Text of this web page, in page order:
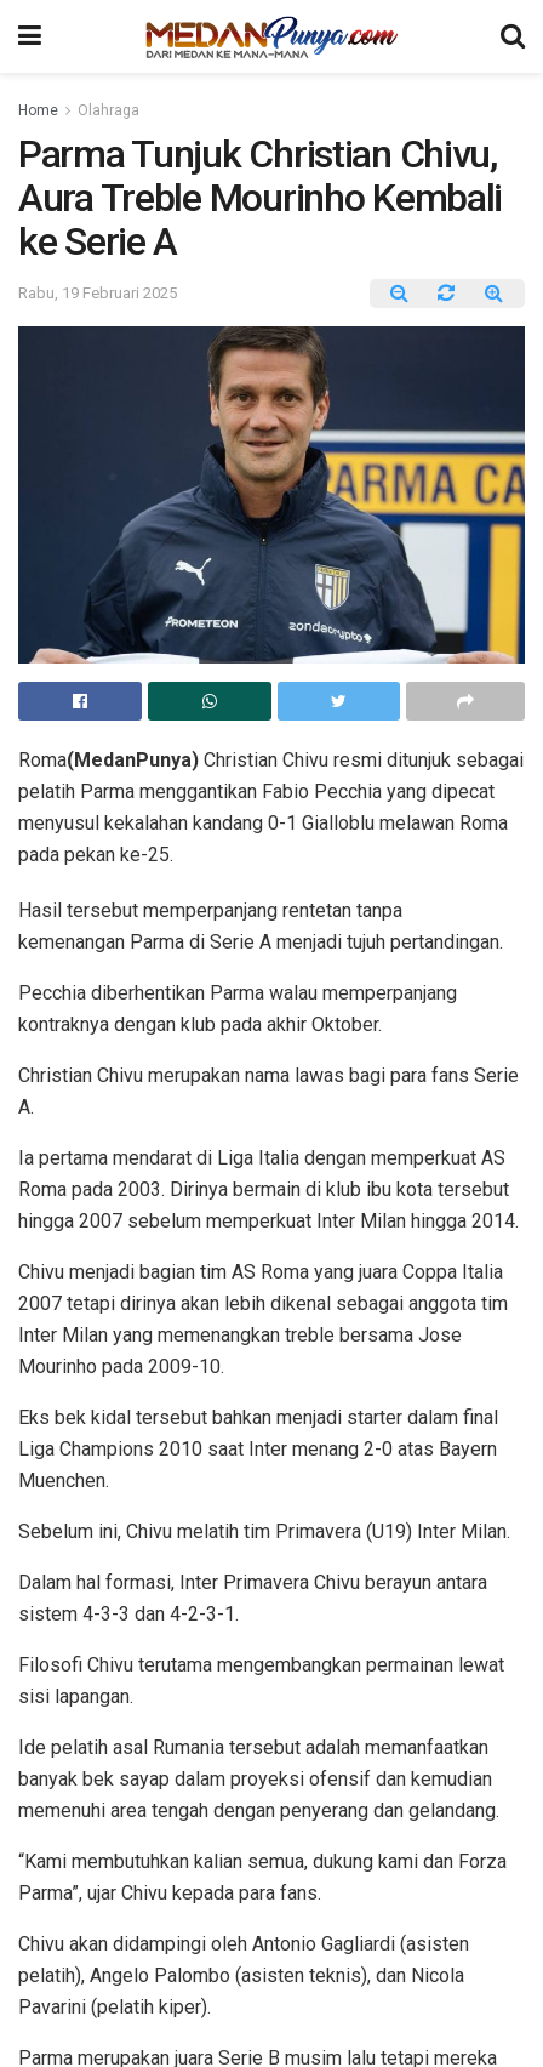
Home Olahraga
Parma Tunjuk Christian Chivu,
Aura Treble Mourinho Kembali
ke Serie A
Rabu, 19 Februari 2025
Roma(MedanPunya) Christian Chivu resmi ditunjuk sebagai
pelatih Parma menggantikan Fabio Pecchia yang dipecat
menyusul kekalahan kandang 0-1 Gialloblu melawan Roma
pada pekan ke-25.
Hasil tersebut memperpanjang rentetan tanpa
kemenangan Parma di Serie A menjadi tujuh pertandingan.
Pecchia diberhentikan Parma walau memperpanjang
kontraknya dengan klub pada akhir Oktober.
Christian Chivu merupakan nama lawas bagi para fans Serie
A.
Ia pertama mendarat di Liga Italia dengan memperkuat AS
Roma pada 2003. Dirinya bermain di klub ibu kota tersebut
hingga 2007 sebelum memperkuat Inter Milan hingga 2014.
Chivu menjadi bagian tim AS Roma yang juara Coppa Italia
2007 tetapi dirinya akan lebih dikenal sebagai anggota tim
Inter Milan yang memenangkan treble bersama Jose
Mourinho pada 2009-10.
Eks bek kidal tersebut bahkan menjadi starter dalam final
Liga Champions 2010 saat Inter menang 2-0 atas Bayern
Muenchen.
Sebelum ini, Chivu melatih tim Primavera (U19) Inter Milan.
Dalam hal formasi, Inter Primavera Chivu berayun antara
sistem 4-3-3 dan 4-2-3-1.
Filosofi Chivu terutama mengembangkan permainan lewat
sisi lapangan.
Ide pelatih asal Rumania tersebut adalah memanfaatkan
banyak bek sayap dalam proyeksi ofensif dan kemudian
memenuhi area tengah dengan penyerang dan gelandang.
“Kami membutuhkan kalian semua, dukung kami dan Forza
Parma”, ujar Chivu kepada para fans.
Chivu akan didampingi oleh Antonio Gagliardi (asisten
pelatih), Angelo Palombo (asisten teknis), dan Nicola
Pavarini (pelatih kiper).
Parma merupakan juara Serie B musim lalu tetapi mereka